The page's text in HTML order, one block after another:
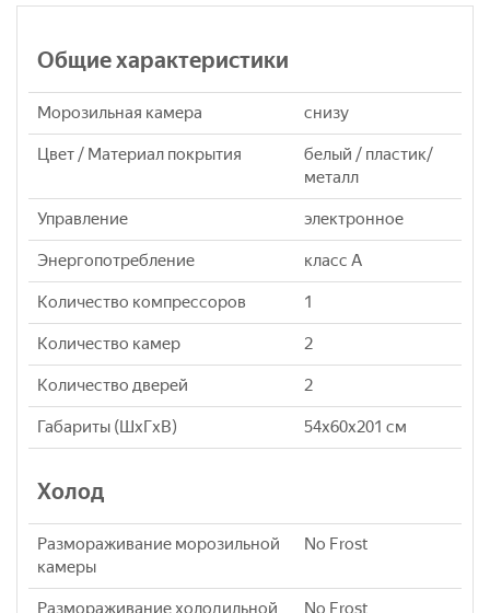
Общие характеристики
Морозильная камера снизу
Цвет / Материал покрытия
белый / пластик/
металл
Управление электронное
Энергопотребление класс A
Количество компрессоров 1
Количество камер 2
Количество дверей 2
Габариты (ШxГxВ) 54x60x201 см
Холод
Размораживание морозильной
камеры
No Frost
Размораживание холодильной No Frost